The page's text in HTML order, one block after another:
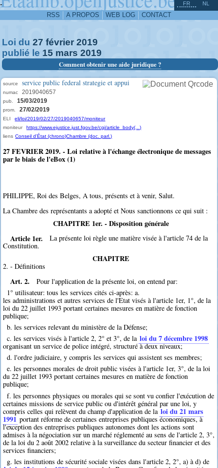
-
RSS A PROPOS WEB LOG CONTACT
FR NL
Loi du 27 février 2019
publié le 15 mars 2019
Comment obtenir une aide juridique ?
source service public federal strategie et appui
numac 2019040657
pub. 15/03/2019
prom. 27/02/2019
ELI
eli/loi/2019/02/27/2019040657/moniteur
moniteur
https://www.ejustice.just.fgov.be/cgi/article_body(...)
liens Conseil d'État (chrono)Chambre (doc. parl.)
27 FEVRIER 2019. - Loi relative à l'échange électronique de messages
par le biais de l'eBox (1)
PHILIPPE, Roi des Belges, A tous, présents et à venir, Salut.
La Chambre des représentants a adopté et Nous sanctionnons ce qui suit :
CHAPITRE 1er. - Disposition générale
Article 1er.
La présente loi règle une matière visée à l'article 74 de la
Constitution.
CHAPITRE
2. - Définitions
Art. 2.
Pour l'application de la présente loi, on entend par:
1° utilisateur: tous les services cités ci-après: a.
les administrations et autres services de l'Etat visés à l'article 1er, 1°, de la
loi du 22 juillet 1993 portant certaines mesures en matière de fonction
publique;
b. les services relevant du ministère de la Défense;
c. les services visés à l'article 2, 2° et 3°, de la loi du 7 décembre 1998
organisant un service de police intégré, structuré à deux niveaux;
d. l'ordre judiciaire, y compris les services qui assistent ses membres;
e. les personnes morales de droit public visées à l'article 1er, 3°, de la loi
du 22 juillet 1993 portant certaines mesures en matière de fonction
publique;
f. les personnes physiques ou morales qui se sont vu confier l'exécution de
certaines missions de service public ou d'intérêt général par une loi, y
compris celles qui relèvent du champ d'application de la loi du 21 mars
1991 portant réforme de certaines entreprises publiques économiques, à
l'exception des entreprises publiques autonomes dont les actions sont
admises à la négociation sur un marché réglementé au sens de l'article 2, 3°,
de la loi du 2 août 2002 relative à la surveillance du secteur financier et des
services financiers;
g. les institutions de sécurité sociale visées dans l'article 2, 2°, a) à d) de
^